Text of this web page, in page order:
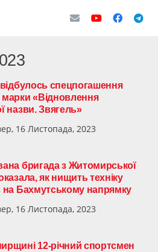
відбулось спецпогашення
«Відновлення
назви. Звягель»
16 Листопада, 2023
бригада з Житомирської
як нищить техніку
на Бахмутському напрямку
16 Листопада, 2023
12-річний спортсмен